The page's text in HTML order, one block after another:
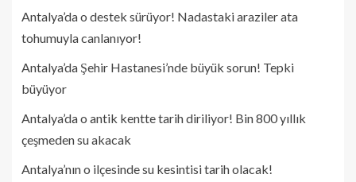
Antalya’da o destek sürüyor! Nadastaki araziler ata
tohumuyla canlanıyor!
Antalya’da Şehir Hastanesi’nde büyük sorun! Tepki
büyüyor
Antalya’da o antik kentte tarih diriliyor! Bin 800 yıllık
çeşmeden su akacak
Antalya’nın o ilçesinde su kesintisi tarih olacak!